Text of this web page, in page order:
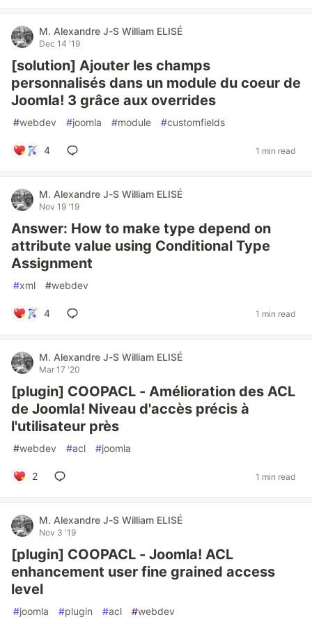
M. Alexandre J-S William ELISÉ
Dec 14 '19
[solution] Ajouter les champs
personnalisés dans un module du coeur de
Joomla! 3 grâce aux overrides
#webdev #joomla #module #customfields
4 1 min read
M. Alexandre J-S William ELISÉ
Nov 19 '19
Answer: How to make type depend on
attribute value using Conditional Type
Assignment
#xml #webdev
4 1 min read
M. Alexandre J-S William ELISÉ
Mar 17 '20
[plugin] COOPACL - Amélioration des ACL
de Joomla! Niveau d'accès précis à
l'utilisateur près
#webdev #acl #joomla
2 1 min read
M. Alexandre J-S William ELISÉ
Nov 3 '19
[plugin] COOPACL - Joomla! ACL
enhancement user fine grained access
level
#joomla #plugin #acl #webdev